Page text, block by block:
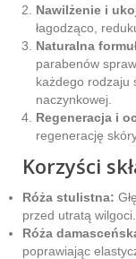
Nawilżenie i
łagodząco,
Naturalna
parabenów
każdego rodzaju
naczynkowej.
Regeneracja i
regenerację
Korzyści
Róża stulistna:
przed utratą wilgoci.
Róża
poprawiając